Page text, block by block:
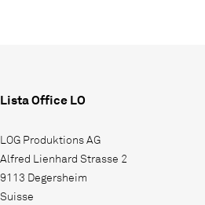
Lista Office LO
LOG Produktions AG
Alfred Lienhard Strasse 2
9113 Degersheim
Suisse